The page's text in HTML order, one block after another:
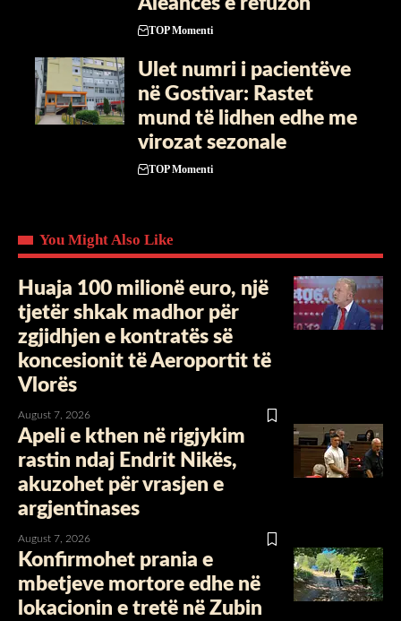
TOP Momenti
Ulet numri i pacientëve
në Gostivar: Rastet
mund të lidhen edhe me
virozat sezonale
TOP Momenti
You Might Also Like
Huaja 100 milionë euro, një
tjetër shkak madhor për
zgjidhjen e kontratës së
koncesionit të Aeroportit të
Vlorës
August 7, 2026
Apeli e kthen në rigjykim
rastin ndaj Endrit Nikës,
akuzohet për vrasjen e
argjentinases
August 7, 2026
Konfirmohet prania e
mbetjeve mortore edhe në
lokacionin e tretë në Zubin